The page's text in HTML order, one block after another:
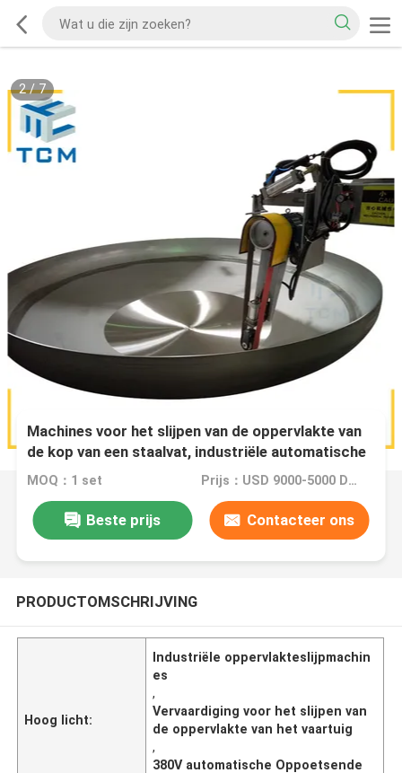
2/7
Machines voor het slijpen van de oppervlakte van
de kop van een staalvat, industriële automatische
poetsmachine
MOQ：1 set Prijs：USD 9000-5000 Dollar per set
Beste prijs Contacteer ons
PRODUCTOMSCHRIJVING
Hoog licht:
Industriële oppervlakteslijpmachin
es
,
Vervaardiging voor het slijpen van
de oppervlakte van het vaartuig
,
380V automatische Oppoetsende